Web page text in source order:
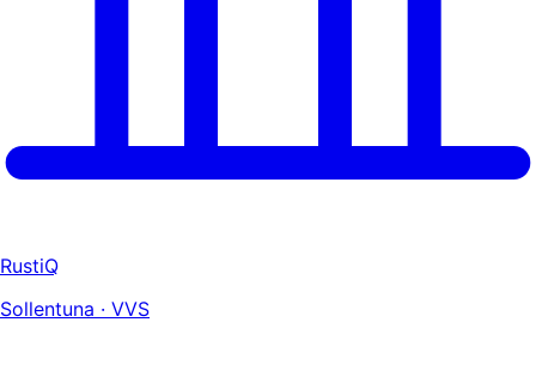
RustiQ
Sollentuna · VVS